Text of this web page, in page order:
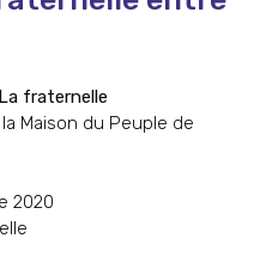
fraternelle
Maison du Peuple de
2020